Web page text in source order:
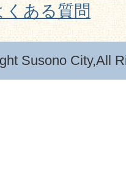
くある質問
Susono City,All